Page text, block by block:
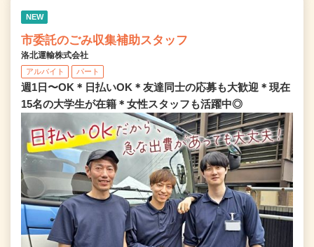
NEW
市委託のごみ収集補助スタッフ
洛北運輸株式会社
アルバイト パート
週1日〜OK＊日払いOK＊友達同士の応募も大歓迎＊現在
15名の大学生が在籍＊女性スタッフも活躍中◎